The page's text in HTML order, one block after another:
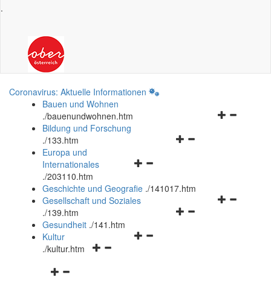
.
Coronavirus: Aktuelle Informationen
Bauen und Wohnen
./bauenundwohnen.htm
Navigationsmenü
Bildung und Forschung
./133.htm
Navigationsmenü
und
schließen
Europa und
Internationales
./203110.htm
Geschichte und Geografie ./141017.htm
Navigationsmenü
Gesellschaft und Soziales
./139.htm
Navigationsmenü
Gesundheit ./141.htm
Navigationsmenü
Kultur
./kultur.htm
Navigationsmenü